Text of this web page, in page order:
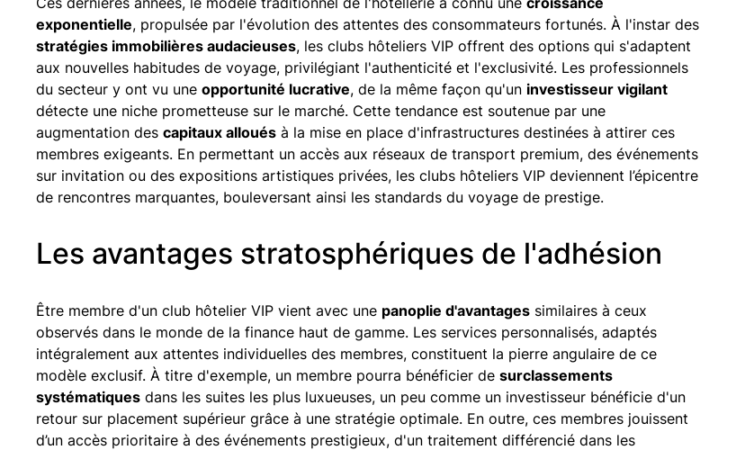
exponentielle, propulsée par l'évolution des attentes des consommateurs fortunés. À l'instar des
stratégies immobilières audacieuses, les clubs hôteliers VIP offrent des options qui s'adaptent
aux nouvelles habitudes de voyage, privilégiant l'authenticité et l'exclusivité. Les professionnels
du secteur y ont vu une opportunité lucrative, de la même façon qu'un investisseur vigilant
détecte une niche prometteuse sur le marché. Cette tendance est soutenue par une
augmentation des capitaux alloués à la mise en place d'infrastructures destinées à attirer ces
membres exigeants. En permettant un accès aux réseaux de transport premium, des événements
sur invitation ou des expositions artistiques privées, les clubs hôteliers VIP deviennent l’épicentre
de rencontres marquantes, bouleversant ainsi les standards du voyage de prestige.
Les avantages stratosphériques de l'adhésion
Être membre d'un club hôtelier VIP vient avec une panoplie d'avantages similaires à ceux
observés dans le monde de la finance haut de gamme. Les services personnalisés, adaptés
intégralement aux attentes individuelles des membres, constituent la pierre angulaire de ce
modèle exclusif. À titre d'exemple, un membre pourra bénéficier de surclassements
systématiques dans les suites les plus luxueuses, un peu comme un investisseur bénéficie d'un
retour sur placement supérieur grâce à une stratégie optimale. En outre, ces membres jouissent
d’un accès prioritaire à des événements prestigieux, d'un traitement différencié dans les